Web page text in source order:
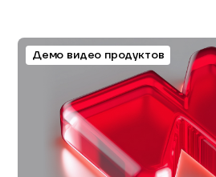
Демо видео продуктов